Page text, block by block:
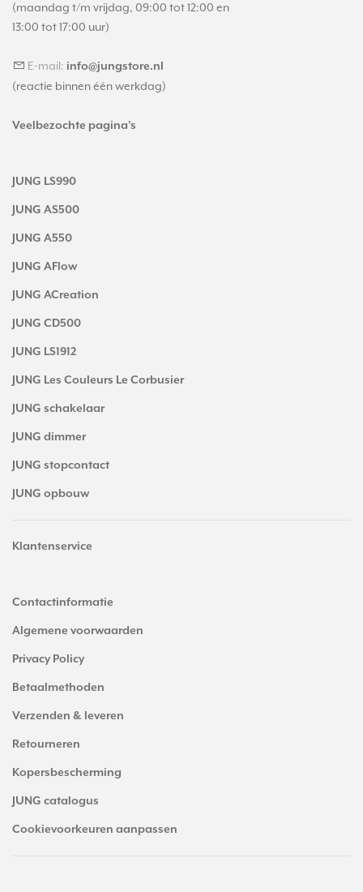
(maandag t/m vrijdag, 09:00 tot 12:00 en
13:00 tot 17:00 uur)
E-mail: info@jungstore.nl
(reactie binnen één werkdag)
Veelbezochte pagina's
JUNG LS990
JUNG AS500
JUNG A550
JUNG AFlow
JUNG ACreation
JUNG CD500
JUNG LS1912
JUNG Les Couleurs Le Corbusier
JUNG schakelaar
JUNG dimmer
JUNG stopcontact
JUNG opbouw
Klantenservice
Contactinformatie
Algemene voorwaarden
Privacy Policy
Betaalmethoden
Verzenden & leveren
Retourneren
Kopersbescherming
JUNG catalogus
Cookievoorkeuren aanpassen